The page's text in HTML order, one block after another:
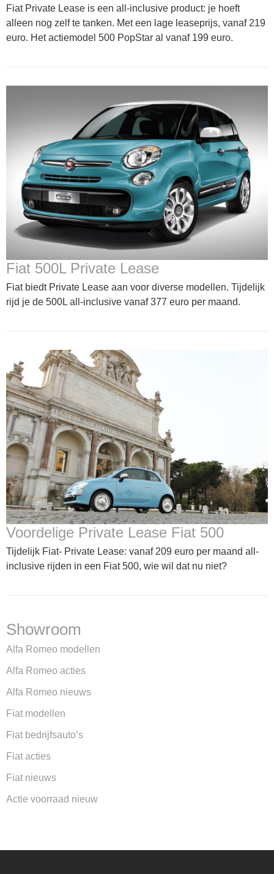
Fiat Private Lease is een all-inclusive product: je hoeft
alleen nog zelf te tanken. Met een lage leaseprijs, vanaf 219
euro. Het actiemodel 500 PopStar al vanaf 199 euro.
Fiat 500L Private Lease
Fiat biedt Private Lease aan voor diverse modellen. Tijdelijk
rijd je de 500L all-inclusive vanaf 377 euro per maand.
Voordelige Private Lease Fiat 500
Tijdelijk Fiat- Private Lease: vanaf 209 euro per maand all-
inclusive rijden in een Fiat 500, wie wil dat nu niet?
Showroom
Alfa Romeo modellen
Alfa Romeo acties
Alfa Romeo nieuws
Fiat modellen
Fiat bedrijfsauto’s
Fiat acties
Fiat nieuws
Actie voorraad nieuw